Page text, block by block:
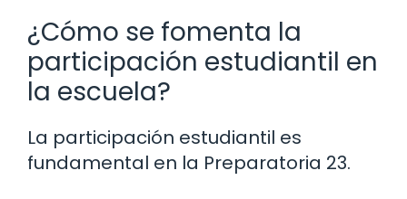
¿Cómo se fomenta la
participación estudiantil en
la escuela?
La participación estudiantil es
fundamental en la Preparatoria 23.